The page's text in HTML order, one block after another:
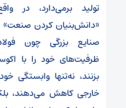
تولید برمی‌دارد، در
«دانش‌بنیان کردن صنعت»
صنایع بزرگی چون
ظرفیت‌های خود را با
بزنند، نه‌تنها وابستگی
خارجی کاهش می‌دهند،